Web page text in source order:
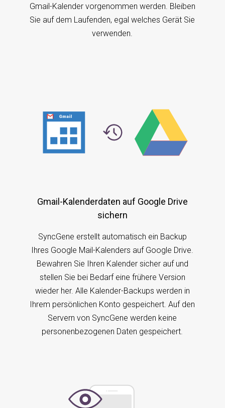
Gmail-Kalender vorgenommen werden. Bleiben
Sie auf dem Laufenden, egal welches Gerät Sie
verwenden.
Gmail-Kalenderdaten auf Google Drive
sichern
SyncGene erstellt automatisch ein Backup
Ihres Google Mail-Kalenders auf Google Drive.
Bewahren Sie Ihren Kalender sicher auf und
stellen Sie bei Bedarf eine frühere Version
wieder her. Alle Kalender-Backups werden in
Ihrem persönlichen Konto gespeichert. Auf den
Servern von SyncGene werden keine
personenbezogenen Daten gespeichert.